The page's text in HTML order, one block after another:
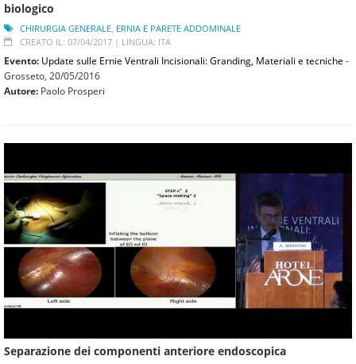
biologico
CHIRURGIA GENERALE, ERNIA E PARETE ADDOMINALE
CREATO IL: 07/04/2017 | LINGUA: ITA
Evento: Update sulle Ernie Ventrali Incisionali: Granding, Materiali e tecniche -
Grosseto, 20/05/2016
Autore: Paolo Prosperi
Separazione dei componenti anteriore endoscopica